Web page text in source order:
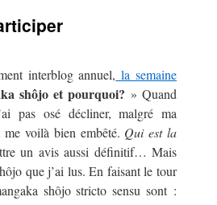
interblog annuel, la semaine
shôjo et pourquoi? » Quand
pas osé décliner, malgré ma
voilà bien embêté. Qui est la
un avis aussi définitif… Mais
que j’ai lus. En faisant le tour
shôjo stricto sensu sont :